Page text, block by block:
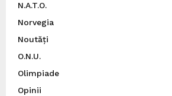
N.A.T.O.
Norvegia
Noutăți
O.N.U.
Olimpiade
Opinii